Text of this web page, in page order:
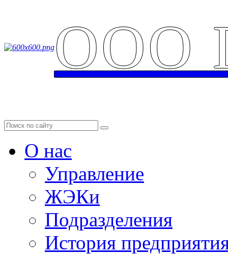
ООО
О нас
Управление
ЖЭКи
Подразделения
История